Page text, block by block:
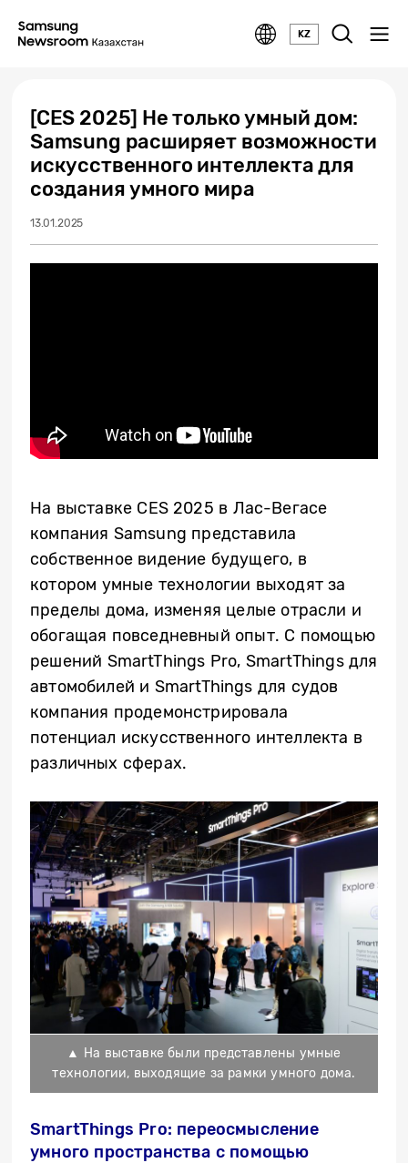
KZ
[CES 2025] Не только умный дом:
Samsung расширяет возможности
искусственного интеллекта для
создания умного мира
13.01.2025
На выставке CES 2025 в Лас-Вегасе
компания Samsung представила
собственное видение будущего, в
котором умные технологии выходят за
пределы дома, изменяя целые отрасли и
обогащая повседневный опыт. С помощью
решений SmartThings Pro, SmartThings для
автомобилей и SmartThings для судов
компания продемонстрировала
потенциал искусственного интеллекта в
различных сферах.
▲ На выставке были представлены умные
технологии, выходящие за рамки умного дома.
SmartThings Pro: переосмысление
умного пространства с помощью